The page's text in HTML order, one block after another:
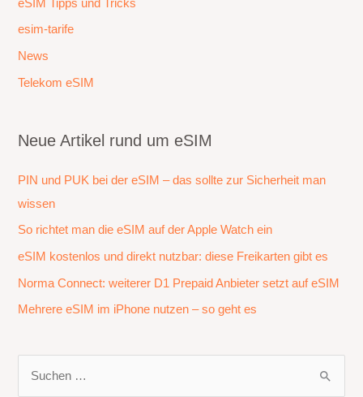
eSIM Tipps und Tricks
esim-tarife
News
Telekom eSIM
Neue Artikel rund um eSIM
PIN und PUK bei der eSIM – das sollte zur Sicherheit man
wissen
So richtet man die eSIM auf der Apple Watch ein
eSIM kostenlos und direkt nutzbar: diese Freikarten gibt es
Norma Connect: weiterer D1 Prepaid Anbieter setzt auf eSIM
Mehrere eSIM im iPhone nutzen – so geht es